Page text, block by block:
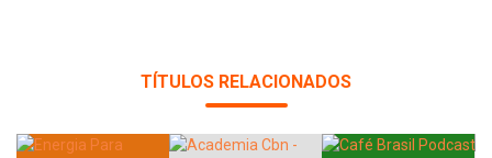
TÍTULOS RELACIONADOS